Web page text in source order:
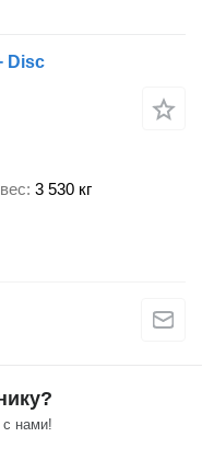
Disc
3 530 кг
с нами!